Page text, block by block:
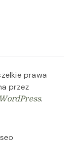
prawa
przez
WordPress.